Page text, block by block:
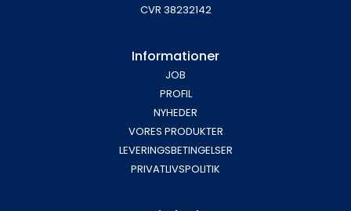
CVR 38232142
Informationer
JOB
PROFIL
NYHEDER
VORES PRODUKTER
LEVERINGSBETINGELSER
PRIVATLIVSPOLITIK